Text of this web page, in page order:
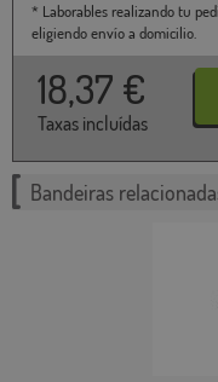
* Laborables realizando tu
eligiendo envío a domicilio.
18,37 €
Taxas incluídas
Bandeiras